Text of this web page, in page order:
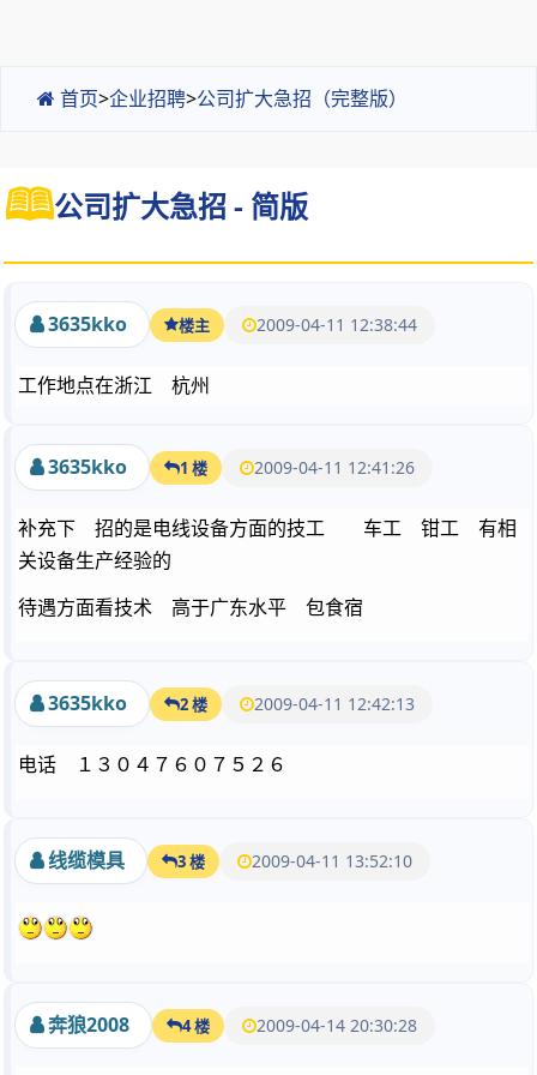
首页>企业招聘>公司扩大急招（完整版）
公司扩大急招 - 简版
3635kko 楼主 2009-04-11 12:38:44
工作地点在浙江 杭州
3635kko 1 楼 2009-04-11 12:41:26
补充下 招的是电线设备方面的技工 车工 钳工 有相
关设备生产经验的
待遇方面看技术 高于广东水平 包食宿
3635kko 2 楼 2009-04-11 12:42:13
电话 １３０４７６０７５２６
线缆模具 3 楼 2009-04-11 13:52:10
奔狼2008 4 楼 2009-04-14 20:30:28